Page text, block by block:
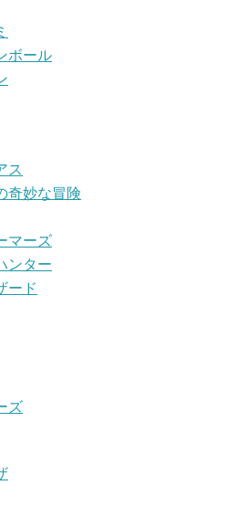
ボール
ス
奇妙な冒険
マーズ
ンター
ード
ズ